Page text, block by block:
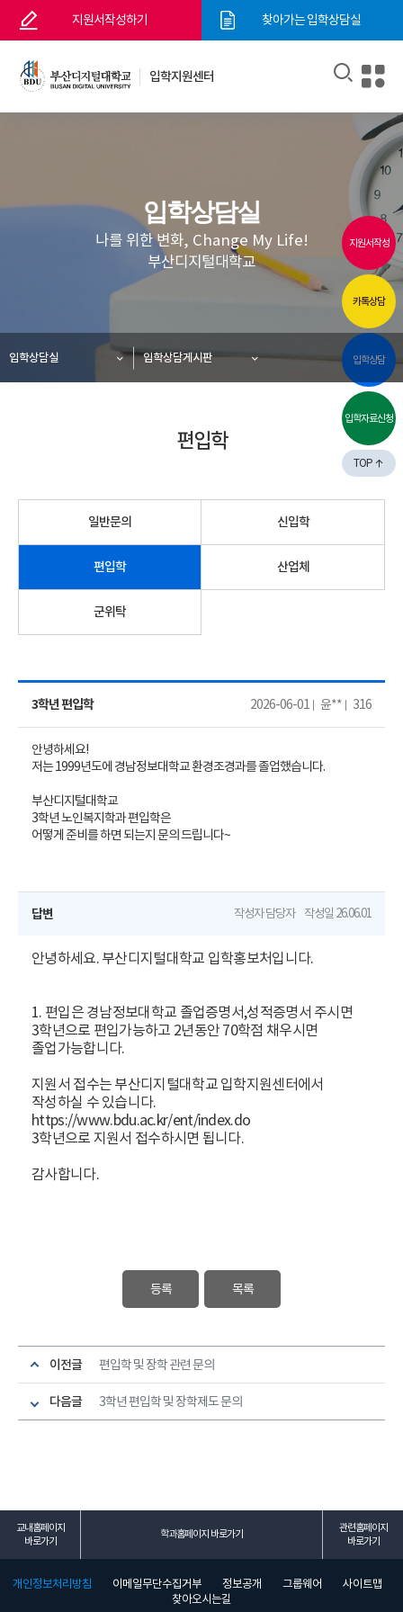
지원서작성하기 찾아가는 입학상담실
입학지원센터
입학상담실
나를 위한 변화, Change My Life!
부산디지털대학교
입학상담실 입학상담게시판
편입학
일반문의 신입학
편입학 산업체
군위탁
3학년 편입학 2026-06-01 윤** 316
안녕하세요!
저는 1999년도에 경남정보대학교 환경조경과를 졸업했습니다.
부산디지털대학교
3학년 노인복지학과 편입학은
어떻게 준비를 하면 되는지 문의 드립니다~
답변 작성자담당자 작성일 26.06.01
안녕하세요. 부산디지털대학교 입학홍보처입니다.
1. 편입은 경남정보대학교 졸업증명서,성적증명서 주시면
3학년으로 편입가능하고 2년동안 70학점 채우시면
졸업가능합니다.
지원서 접수는 부산디지털대학교 입학지원센터에서
작성하실 수 있습니다.
https://www.bdu.ac.kr/ent/index.do
3학년으로 지원서 접수하시면 됩니다.
감사합니다.
등록 목록
이전글 편입학 및 장학 관련 문의
다음글 3학년 편입학 및 장학제도 문의
교내홈페이지
바로가기
학과홈페이지 바로가기
관련홈페이지
바로가기
개인정보처리방침 이메일무단수집거부 정보공개 그룹웨어
사이트맵
찾아오시는길
지원서작성
카톡상담
입학상담
입학자료신청
TOP